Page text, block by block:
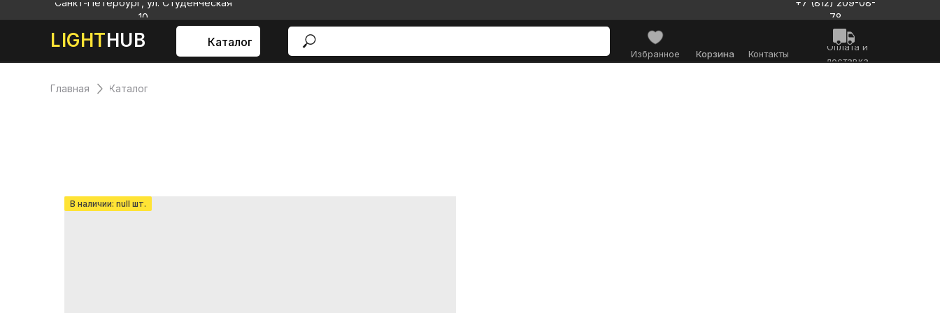
LIGHTHUB
+7 (812) 209-08-
78
Санкт-Петербург, ул. Студенческая
10
Оплата и
доставка
Контакты
Избранное
Каталог
Корзина
Каталог
Главная